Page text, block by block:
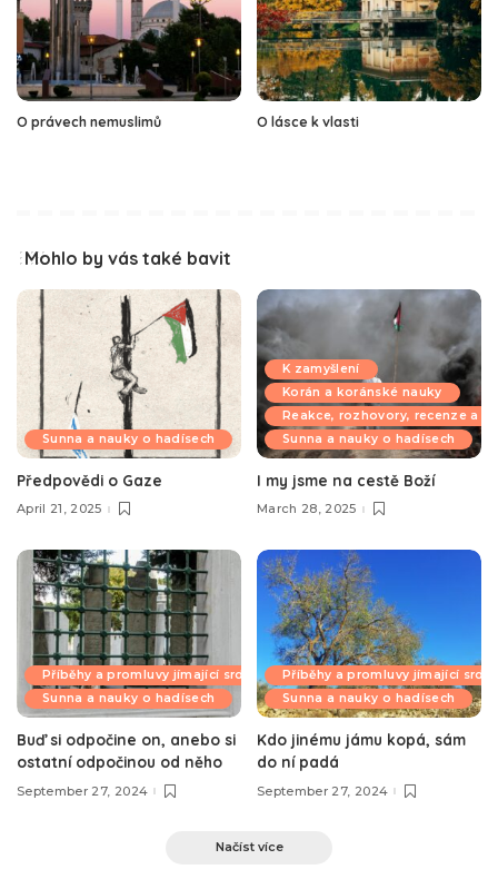
O právech nemuslimů O lásce k vlasti
Mohlo by vás také bavit
Sunna a nauky o hadísech
Předpovědi o Gaze
April 21, 2025
K zamyšlení
Korán a koránské nauky
Reakce, rozhovory, recenze a
Sunna a nauky o hadísech
I my jsme na cestě Boží
March 28, 2025
Příběhy a promluvy jímající srdce
Sunna a nauky o hadísech
Buď si odpočine on, anebo si
ostatní odpočinou od něho
September 27, 2024
Příběhy a promluvy jímající
Sunna a nauky o hadísech
Kdo jinému jámu kopá, sám
do ní padá
September 27, 2024
Načíst více